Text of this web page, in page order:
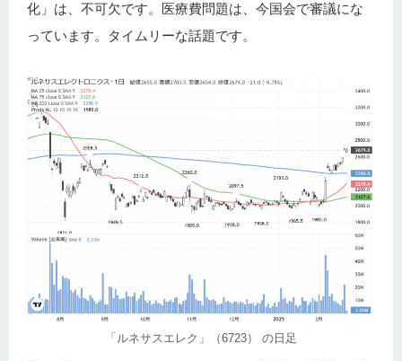
化」は、不可欠です。医療費問題は、今国会で審議にな
っています。タイムリーな話題です。
「ルネサスエレク」（6723） の日足